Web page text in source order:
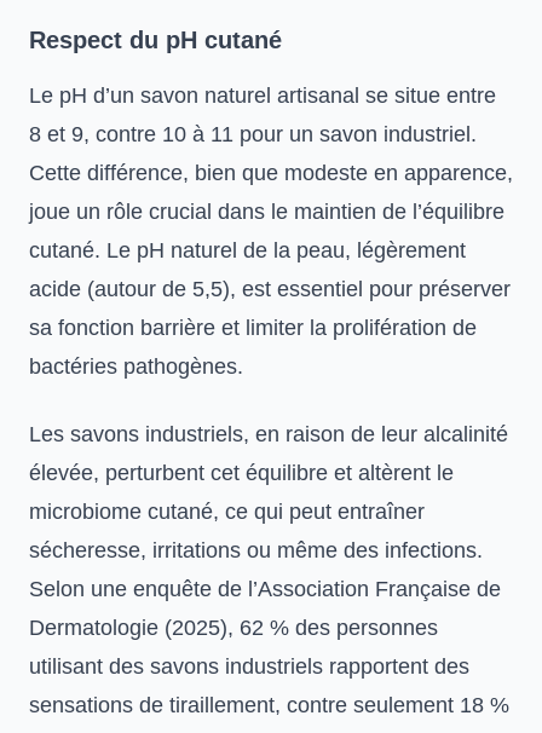
Respect du pH cutané
Le pH d’un savon naturel artisanal se situe entre
8 et 9, contre 10 à 11 pour un savon industriel.
Cette différence, bien que modeste en apparence,
joue un rôle crucial dans le maintien de l’équilibre
cutané. Le pH naturel de la peau, légèrement
acide (autour de 5,5), est essentiel pour préserver
sa fonction barrière et limiter la prolifération de
bactéries pathogènes.
Les savons industriels, en raison de leur alcalinité
élevée, perturbent cet équilibre et altèrent le
microbiome cutané, ce qui peut entraîner
sécheresse, irritations ou même des infections.
Selon une enquête de l’Association Française de
Dermatologie (2025), 62 % des personnes
utilisant des savons industriels rapportent des
sensations de tiraillement, contre seulement 18 %